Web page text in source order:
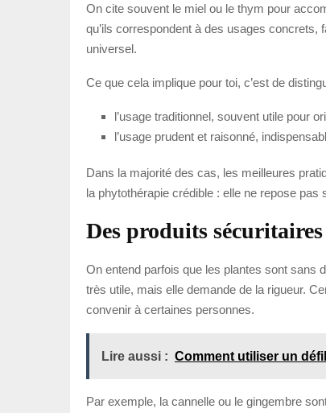
On cite souvent le miel ou le thym pour
qu’ils correspondent à des usages
universel.
Ce que cela implique pour toi, c’est de
l’usage traditionnel, souvent utile pour
l’usage prudent et raisonné,
Dans la majorité des cas, les meilleures
la phytothérapie crédible : elle ne repose
Des produits sécuritaires
On entend parfois que les plantes sont sans
très utile, mais elle demande de la rigueur.
convenir à certaines personnes.
Lire aussi : Comment utiliser un
Par exemple, la cannelle ou le gingembre